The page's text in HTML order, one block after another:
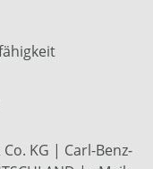
KG | Carl-Benz-